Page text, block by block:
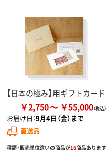
【日本の極み】用ギフトカード
￥2,750 ￥55,000
お届け日：9月4日（金）まで
直送品
種類・販売単位違いの商品が16商品あります